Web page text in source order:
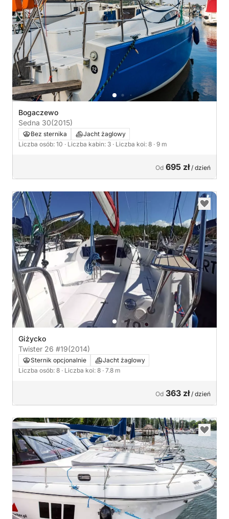
Bogaczewo
Sedna 30(2015)
Bez sternika
Jacht żaglowy
Liczba osób: 10 · Liczba kabin: 3 · Liczba koi: 8 · 9 m
Od 695 zł/ dzień
Giżycko
Twister 26 #19(2014)
Sternik opcjonalnie
Jacht żaglowy
Liczba osób: 8 · Liczba koi: 8 · 7.8 m
Od 363 zł/ dzień